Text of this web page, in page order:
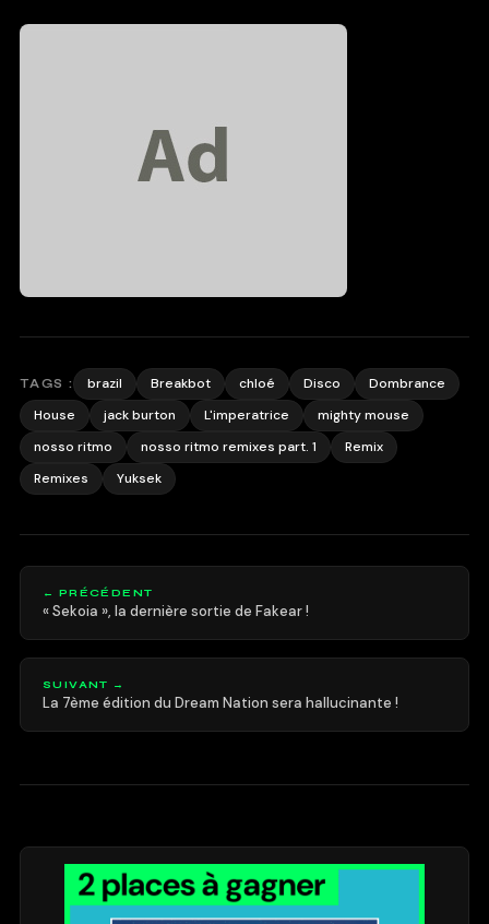
TAGS : brazil Breakbot chloé Disco
Dombrance
House
jack burton L'imperatrice
mighty mouse
nosso ritmo
nosso ritmo remixes part. 1
Remix
Remixes
Yuksek
← PRÉCÉDENT
« Sekoia », la dernière sortie de Fakear !
SUIVANT →
La 7ème édition du Dream Nation sera hallucinante !